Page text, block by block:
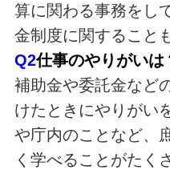
算に関わる事務をし
金制度に関すること
Q2仕事のやりがいは
補助金や委託金など
けたときにやりがい
や庁内のことなど、
く学べることがたく